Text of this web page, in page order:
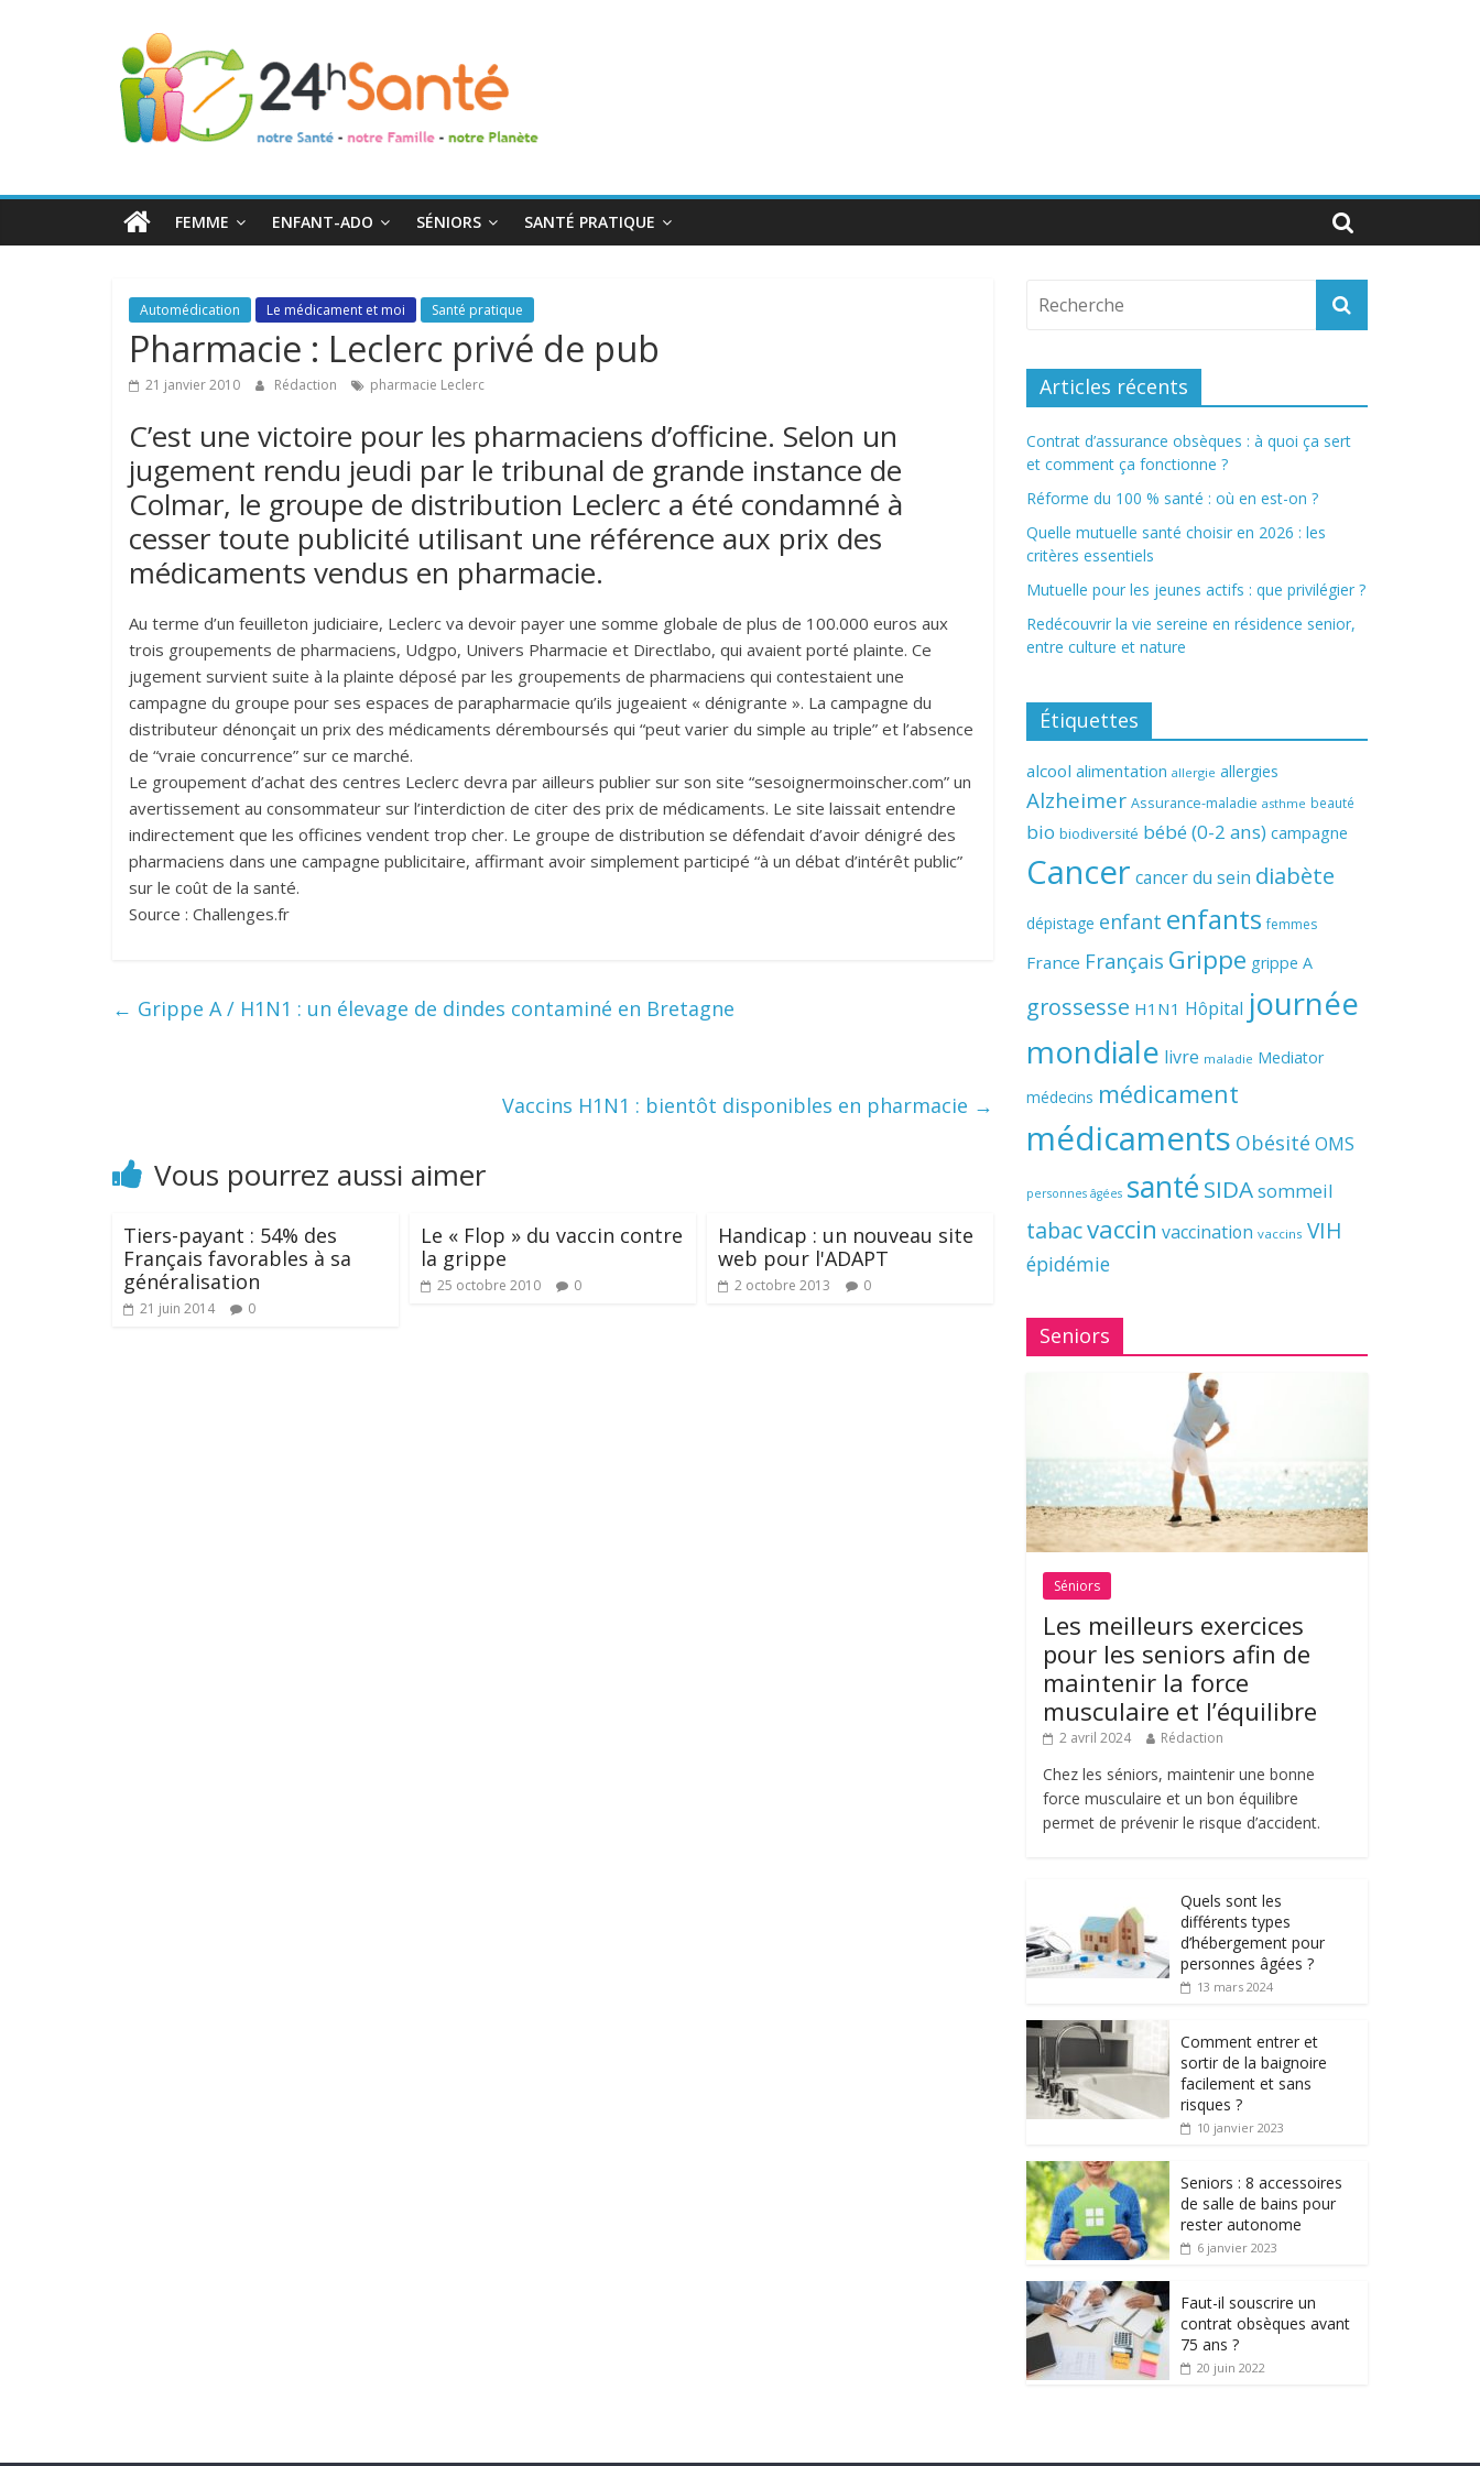
24h
Santé
toute
FEMME ENFANT-ADO SÉNIORS SANTÉ PRATIQUE
Automédication Le médicament et moi Santé pratique
Pharmacie : Leclerc privé de pub
21 janvier 2010 Rédaction pharmacie Leclerc
C’est une victoire pour les pharmaciens d’officine. Selon un
jugement rendu jeudi par le tribunal de grande instance de
Colmar, le groupe de distribution Leclerc a été condamné à
cesser toute publicité utilisant une référence aux prix des
médicaments vendus en pharmacie.
Au terme d’un feuilleton judiciaire, Leclerc va devoir payer une somme globale de plus de 100.000 euros aux
trois groupements de pharmaciens, Udgpo, Univers Pharmacie et Directlabo, qui avaient porté plainte. Ce
jugement survient suite à la plainte déposé par les groupements de pharmaciens qui contestaient une
campagne du groupe pour ses espaces de parapharmacie qu’ils jugeaient « dénigrante ». La campagne du
distributeur dénonçait un prix des médicaments déremboursés qui “peut varier du simple au triple” et l’absence
de “vraie concurrence” sur ce marché.
Le groupement d’achat des centres Leclerc devra par ailleurs publier sur son site “sesoignermoinscher.com” un
avertissement au consommateur sur l’interdiction de citer des prix de médicaments. Le site laissait entendre
indirectement que les officines vendent trop cher. Le groupe de distribution se défendait d’avoir dénigré des
pharmaciens dans une campagne publicitaire, affirmant avoir simplement participé “à un débat d’intérêt public”
sur le coût de la santé.
Source : Challenges.fr
← Grippe A / H1N1 : un élevage de dindes contaminé en Bretagne
Vaccins H1N1 : bientôt disponibles en pharmacie →
Vous pourrez aussi aimer
Tiers-payant : 54% des
Français favorables à sa
généralisation
21 juin 2014 0
Le « Flop » du vaccin contre
la grippe
25 octobre 2010 0
Handicap : un nouveau site
web pour l'ADAPT
2 octobre 2013 0
Articles récents
Contrat d’assurance obsèques : à quoi ça sert
et comment ça fonctionne ?
Réforme du 100 % santé : où en est-on ?
Quelle mutuelle santé choisir en 2026 : les
critères essentiels
Mutuelle pour les jeunes actifs : que privilégier ?
Redécouvrir la vie sereine en résidence senior,
entre culture et nature
Étiquettes
alcool alimentation allergie allergies
Alzheimer Assurance-maladie asthme beauté
bio biodiversité bébé (0-2 ans) campagne
Cancer cancer du sein diabète
dépistage enfant enfants femmes
France Français Grippe grippe A
grossesse H1N1 Hôpital journée
mondiale livre maladie Mediator
médecins médicament
médicaments Obésité OMS
personnes âgées santé SIDAsommeil
tabacvaccin vaccination vaccins VIH
épidémie
Seniors
Séniors
Les meilleurs exercices
pour les seniors afin de
maintenir la force
musculaire et l’équilibre
2 avril 2024 Rédaction
Chez les séniors, maintenir une bonne
force musculaire et un bon équilibre
permet de prévenir le risque d’accident.
Quels sont les
différents types
d’hébergement pour
personnes âgées ?
13 mars 2024
Comment entrer et
sortir de la baignoire
facilement et sans
risques ?
10 janvier 2023
Seniors : 8 accessoires
de salle de bains pour
rester autonome
6 janvier 2023
Faut-il souscrire un
contrat obsèques avant
75 ans ?
20 juin 2022